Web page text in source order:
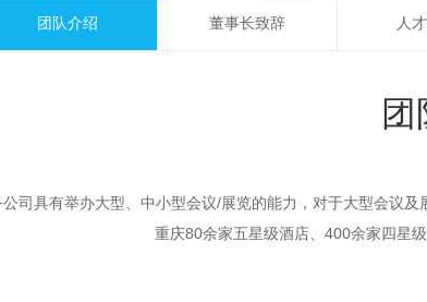
团队介绍 董事长致辞 人
司具有举办大型、中小型会议/展览的能力，对于大型会议
重庆80余家五星级酒店、400余家四星